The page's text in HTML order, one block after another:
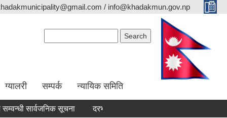
/ info@khadakmun.gov.np
ग्यालरी सम्पर्क न्यायिक समिति
सार्वजनिक सूचना दरभाउपत्र स्वीकृत गर्ने आश्यको सूचना